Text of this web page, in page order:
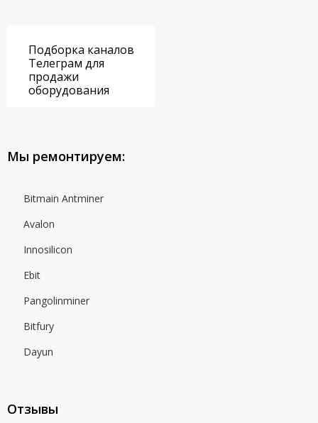
Мы ремонтируем:
Bitmain Antminer
Avalon
Innosilicon
Ebit
Pangolinminer
Bitfury
Dayun
Отзывы
Подборка каналов
Телеграм для
продажи
оборудования